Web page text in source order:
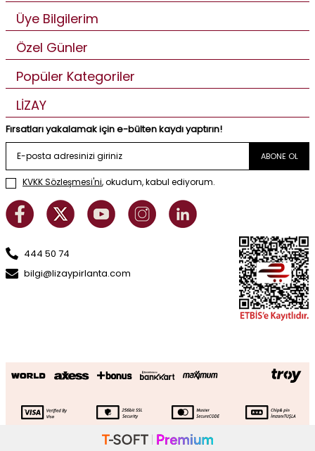
Üye Bilgilerim
Özel Günler
Popüler Kategoriler
LİZAY
Fırsatları yakalamak için e-bülten kaydı yaptırın!
ABONE OL
KVKK Sözleşmesi'ni, okudum, kabul ediyorum.
444 50 74
bilgi@lizaypirlanta.com